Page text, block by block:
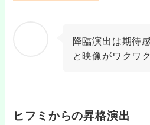
降臨演出は期待
と映像がワクワ
ヒフミからの昇格演出